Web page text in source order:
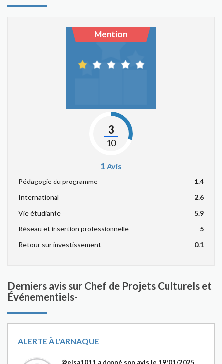
Mention
3
10
1 Avis
Pédagogie du programme
1.4
International
2.6
Vie étudiante
5.9
Réseau et insertion professionnelle
5
Retour sur investissement
0.1
Derniers avis sur Chef de Projets Culturels et
Événementiels-
ALERTE À L'ARNAQUE
@elsa1011 a donné son avis le 19/01/2025